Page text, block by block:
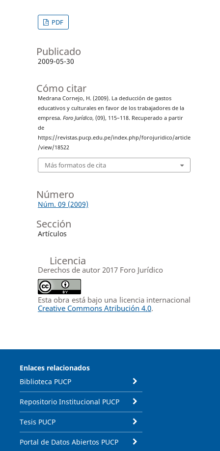
PDF
Publicado
2009-05-30
Cómo citar
Medrana Cornejo, H. (2009). La deducción de gastos
educativos y culturales en favor de los trabajadores de la
empresa. Foro Jurídico, (09), 115–118. Recuperado a partir
de
https://revistas.pucp.edu.pe/index.php/forojuridico/article
/view/18522
Más formatos de cita
Número
Núm. 09 (2009)
Sección
Artículos
Licencia
Derechos de autor 2017 Foro Jurídico
Esta obra está bajo una licencia internacional
Creative Commons Atribución 4.0.
Enlaces relacionados
Biblioteca PUCP
Repositorio Institucional PUCP
Tesis PUCP
Portal de Datos Abiertos PUCP